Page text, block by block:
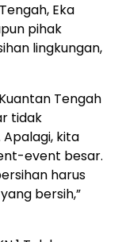
Eka
pihak
lingkungan,
Tengah
tidak
kita
event besar.
harus
bersih,”